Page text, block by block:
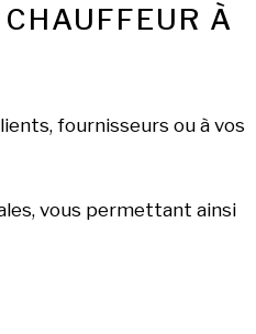
À
fournisseurs ou à vos
vous permettant ainsi